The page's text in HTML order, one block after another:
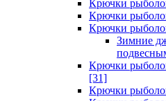
Крючки
Крючки
Крючки
Зимние
Крючки
[31]
Крючки